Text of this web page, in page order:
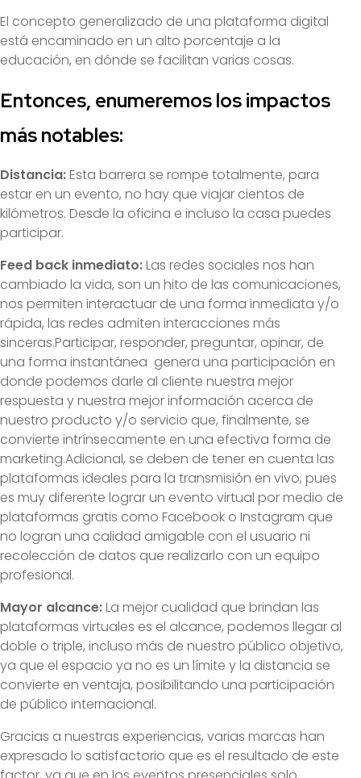
El concepto generalizado de una plataforma digital
está encaminado en un alto porcentaje a la
educación, en dónde se facilitan varias cosas.
Entonces, enumeremos los impactos
más notables:
Distancia:Esta barrera se rompe totalmente, para
estar en un evento, no hay que viajar cientos de
kilómetros. Desde la oficina e incluso la casa puedes
participar.
Feed back inmediato:Las redes sociales nos han
cambiado la vida, son un hito de las comunicaciones,
nos permiten interactuar de una forma inmediata y/o
rápida, las redes admiten interacciones más
sinceras.Participar, responder, preguntar, opinar, de
una forma instantánea genera una participación en
donde podemos darle al cliente nuestra mejor
respuesta y nuestra mejor información acerca de
nuestro producto y/o servicio que, finalmente, se
convierte intrínsecamente en una efectiva forma de
marketing.Adicional, se deben de tener en cuenta las
plataformas ideales para la transmisión en vivo, pues
es muy diferente lograr un evento virtual por medio de
plataformas gratis como Facebook o Instagram que
no logran una calidad amigable con el usuario ni
recolección de datos que realizarlo con un equipo
profesional.
Mayor alcance:La mejor cualidad que brindan las
plataformas virtuales es el alcance, podemos llegar al
doble o triple, incluso más de nuestro público objetivo,
ya que el espacio ya no es un límite y la distancia se
convierte en ventaja, posibilitando una participación
de público internacional.
Gracias a nuestras experiencias, varias marcas han
expresado lo satisfactorio que es el resultado de este